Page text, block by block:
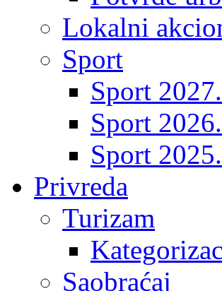
Lokalni
Sport
Sport
Sport
Sport
Privreda
Turizam
Saobraćaj